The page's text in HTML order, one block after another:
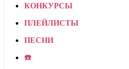
КОНКУРСЫ
ПЛЕЙЛИСТЫ
ПЕСНИ
☎️